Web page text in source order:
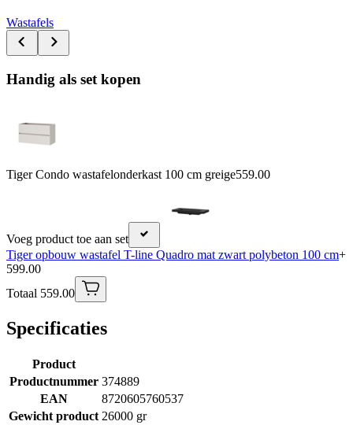
Wastafels
Handig als set kopen
Tiger Condo wastafelonderkast 100 cm greige559.00
Voeg product toe aan set
Tiger opbouw wastafel T-line Quadro mat zwart polybeton 100 cm+
599.00
Totaal 559.00
Specificaties
Product
Productnummer 374889
EAN
8720605760537
Gewicht product 26000 gr